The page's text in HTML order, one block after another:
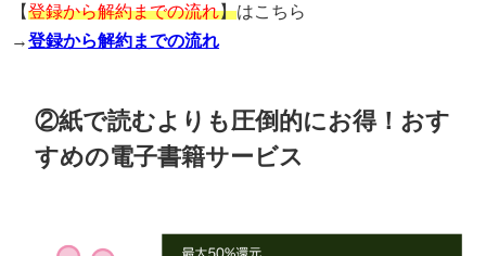
【登録から解約までの流れ】はこちら
→登録から解約までの流れ
②紙で読むよりも圧倒的にお得！おす
すめの電子書籍サービス